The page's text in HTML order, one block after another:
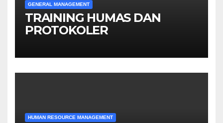
GENERAL MANAGEMENT
TRAINING HUMAS DAN
PROTOKOLER
HUMAN RESOURCE MANAGEMENT